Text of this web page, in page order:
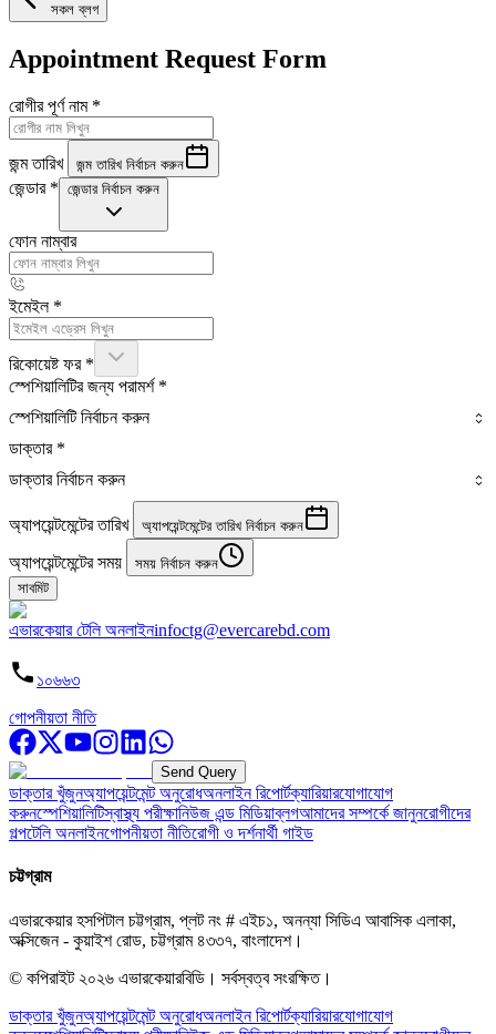
সকল ব্লগ
Appointment Request Form
রোগীর পূর্ণ নাম *
জন্ম তারিখ জন্ম তারিখ নির্বাচন করুন
জেন্ডার * জেন্ডার নির্বাচন করুন
ফোন নাম্বার
ইমেইল *
রিকোয়েষ্ট ফর *
স্পেশিয়ালিটির জন্য পরামর্শ *
স্পেশিয়ালিটি নির্বাচন করুন
ডাক্তার *
ডাক্তার নির্বাচন করুন
অ্যাপয়েন্টমেন্টের তারিখ অ্যাপয়েন্টমেন্টের তারিখ নির্বাচন করুন
অ্যাপয়েন্টমেন্টের সময়
সময় নির্বাচন করুন
সাবমিট
এভারকেয়ার টেলি অনলাইনinfoctg@evercarebd.com
১০৬৬৩
গোপনীয়তা নীতি
Send Query
ডাক্তার খুঁজুনঅ্যাপয়েন্টমেন্ট অনুরোধঅনলাইন রিপোর্টক্যারিয়ারযোগাযোগ
করুনস্পেশিয়ালিটিস্বাস্থ্য পরীক্ষানিউজ এন্ড মিডিয়াব্লগআমাদের সম্পর্কে জানুনরোগীদের
গল্পটেলি অনলাইনগোপনীয়তা নীতিরোগী ও দর্শনার্থী গাইড
চট্টগ্রাম
এভারকেয়ার হসপিটাল চট্টগ্রাম, প্লট নং # এইচ১, অনন্যা সিডিএ আবাসিক এলাকা,
অক্সিজেন - কুয়াইশ রোড, চট্টগ্রাম ৪৩৩৭, বাংলাদেশ।
© কপিরাইট ২০২৬ এভারকেয়ারবিডি। সর্বস্বত্ব সংরক্ষিত।
ডাক্তার খুঁজুনঅ্যাপয়েন্টমেন্ট অনুরোধঅনলাইন রিপোর্টক্যারিয়ারযোগাযোগ